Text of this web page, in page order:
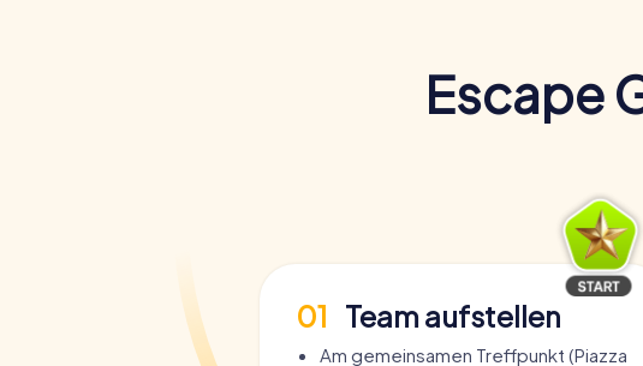
Escape
01 Team aufstellen
Am gemeinsamen Treffpunkt (Piazza